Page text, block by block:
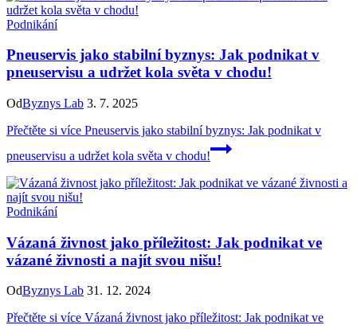
Podnikání
Pneuservis jako stabilní byznys: Jak podnikat v
pneuservisu a udržet kola světa v chodu!
OdByznys Lab 3. 7. 2025
Přečtěte si více Pneuservis jako stabilní byznys: Jak podnikat v
pneuservisu a udržet kola světa v chodu!
Podnikání
Vázaná živnost jako příležitost: Jak podnikat ve
vázané živnosti a najít svou nišu!
OdByznys Lab 31. 12. 2024
Přečtěte si více Vázaná živnost jako příležitost: Jak podnikat ve